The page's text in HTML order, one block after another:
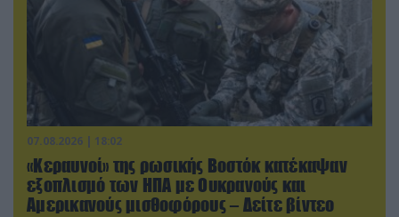
07.08.2026 | 18:02
«Κεραυνοί» της ρωσικής Βοστόκ κατέκαψαν
εξοπλισμό των ΗΠΑ με Ουκρανούς και
Αμερικανούς μισθοφόρους – Δείτε βίντεο